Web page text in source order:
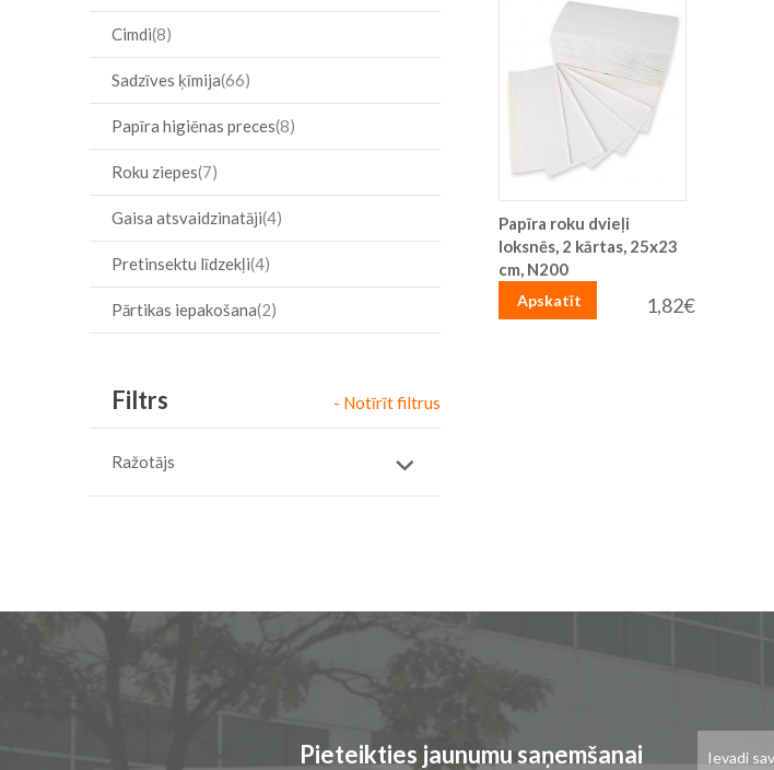
Papīra roku dvieļi
loksnēs, 2 kārtas, 25x23
cm, N200
1,82€
Apskatīt
Cimdi 8
Sadzīves ķīmija 66
Papīra higiēnas preces 8
Roku ziepes 7
Gaisa atsvaidzinatāji 4
Pretinsektu līdzekļi 4
Pārtikas iepakošana 2
Filtrs - Notīrīt filtrus
Ražotājs
Pieteikties jaunumu saņemšanai
jaunumu